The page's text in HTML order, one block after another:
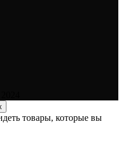
товары, которые вы